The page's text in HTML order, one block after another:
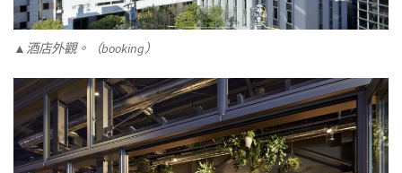
▲酒店外觀。（booking）